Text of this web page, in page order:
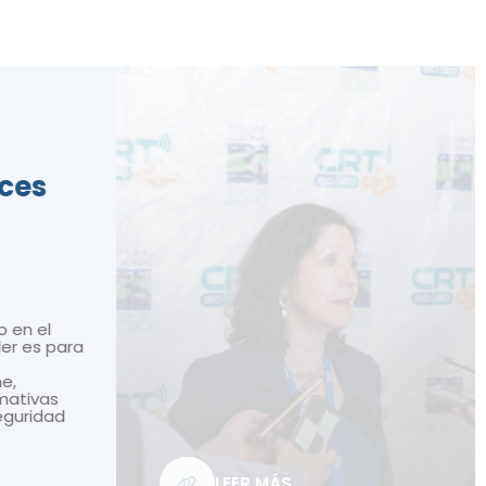
en el
es para